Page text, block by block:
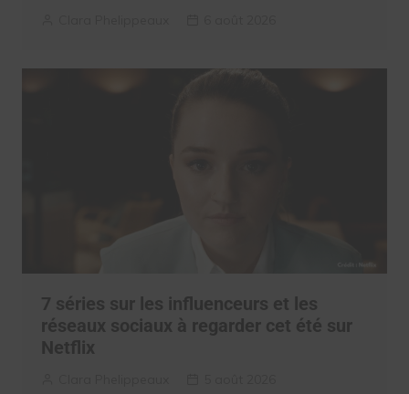
7 séries sur les influenceurs et les
réseaux sociaux à regarder cet été sur
Netflix